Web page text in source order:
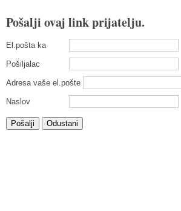
Pošalji ovaj link prijatelju.
El.pošta ka
Pošiljalac
Adresa vaše el.pošte
Naslov
Pošalji Odustani